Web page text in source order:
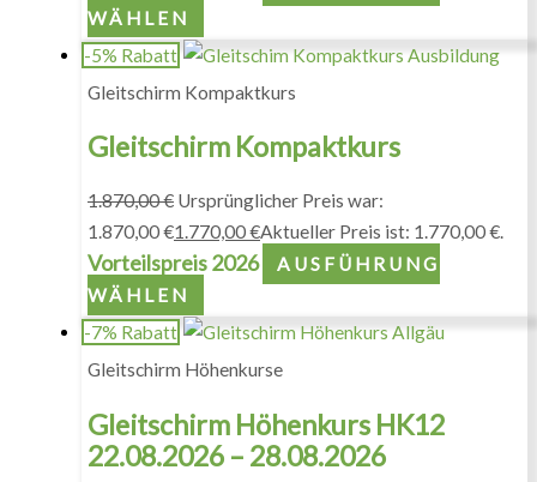
WÄHLEN
-5% Rabatt
Gleitschirm Kompaktkurs
Gleitschirm Kompaktkurs
1.870,00€ Ursprünglicher Preis war:
1.870,00 €1.770,00€Aktueller Preis ist: 1.770,00 €.
Vorteilspreis 2026
AUSFÜHRUNG
WÄHLEN
-7% Rabatt
Gleitschirm Höhenkurse
Gleitschirm Höhenkurs HK12
22.08.2026 – 28.08.2026